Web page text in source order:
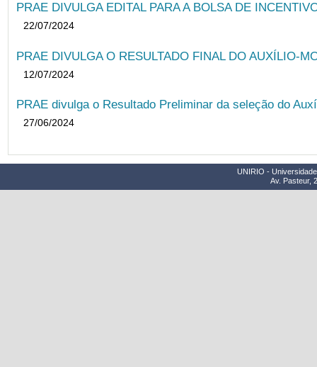
PRAE DIVULGA EDITAL PARA A BOLSA DE
22/07/2024
PRAE DIVULGA O RESULTADO FINAL DO AUXÍLIO-
12/07/2024
PRAE divulga o Resultado Preliminar da seleção do
27/06/2024
UNIRIO -
Av. Pasteur,